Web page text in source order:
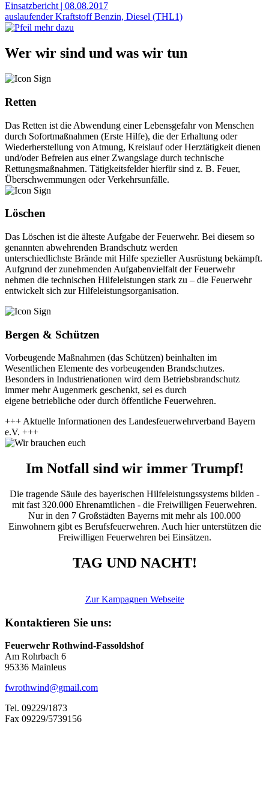
Einsatzbericht | 08.08.2017
auslaufender Kraftstoff Benzin, Diesel (THL1)
Wer wir sind und was wir tun
Retten
Das Retten ist die Abwendung einer Lebensgefahr von Menschen
durch Sofortmaßnahmen (Erste Hilfe), die der Erhaltung oder
Wiederherstellung von Atmung, Kreislauf oder Herztätigkeit dienen
und/oder Befreien aus einer Zwangslage durch technische
Rettungsmaßnahmen. Tätigkeitsfelder hierfür sind z. B. Feuer,
Überschwemmungen oder Verkehrsunfälle.
Löschen
Das Löschen ist die älteste Aufgabe der Feuerwehr. Bei diesem so
genannten abwehrenden Brandschutz werden
unterschiedlichste Brände mit Hilfe spezieller Ausrüstung bekämpft.
Aufgrund der zunehmenden Aufgabenvielfalt der Feuerwehr
nehmen die technischen Hilfeleistungen stark zu – die Feuerwehr
entwickelt sich zur Hilfeleistungsorganisation.
Bergen & Schützen
Vorbeugende Maßnahmen (das Schützen) beinhalten im
Wesentlichen Elemente des vorbeugenden Brandschutzes.
Besonders in Industrienationen wird dem Betriebsbrandschutz
immer mehr Augenmerk geschenkt, sei es durch
eigene betriebliche oder durch öffentliche Feuerwehren.
+++ Aktuelle Informationen des Landesfeuerwehrverband Bayern
e.V. +++
Im Notfall sind wir immer Trumpf!
Die tragende Säule des bayerischen Hilfeleistungssystems bilden -
mit fast 320.000 Ehrenamtlichen - die Freiwilligen Feuerwehren.
Nur in den 7 Großstädten Bayerns mit mehr als 100.000
Einwohnern gibt es Berufsfeuerwehren. Auch hier unterstützen die
Freiwilligen Feuerwehren bei Einsätzen.
TAG UND NACHT!
Zur Kampagnen Webseite
Kontaktieren Sie uns:
Feuerwehr Rothwind-Fassoldshof
Am Rohrbach 6
95336 Mainleus
fwrothwind@gmail.com
Tel. 09229/1873
Fax 09229/5739156